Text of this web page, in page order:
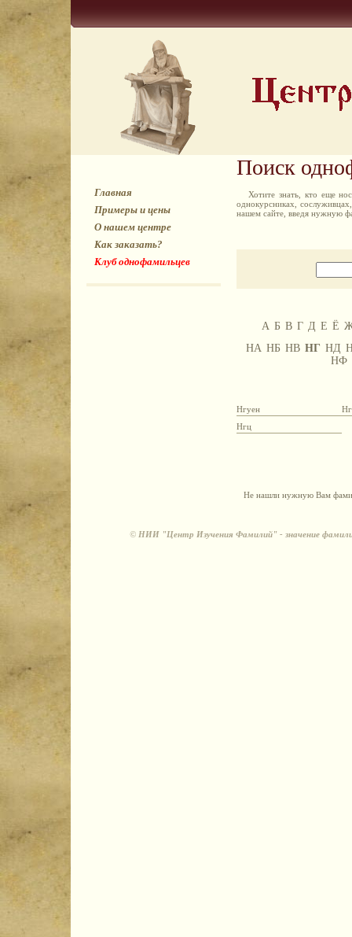
Главная
Примеры и цены
О нашем центре
Как заказать?
Клуб однофамильцев
Поиск
Хотите знать, кто еще
однокурсниках,
нашем сайте, введя нужную
А Б В Г Д Е Ё
НА НБ НВ НГ НД
НФ
Нгуен
Нгц
Не нашли нужную Вам
© НИИ "Центр Изучения Фамилий" - значение